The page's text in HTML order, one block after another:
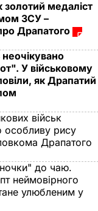
чому
до осені
заміж за
який змінив
медаліст
ЗСУ –
Драпатого
У військовому
як Драпатий
військ
особливу рису
Драпатого
до чаю.
неймовірного
улюбленим у